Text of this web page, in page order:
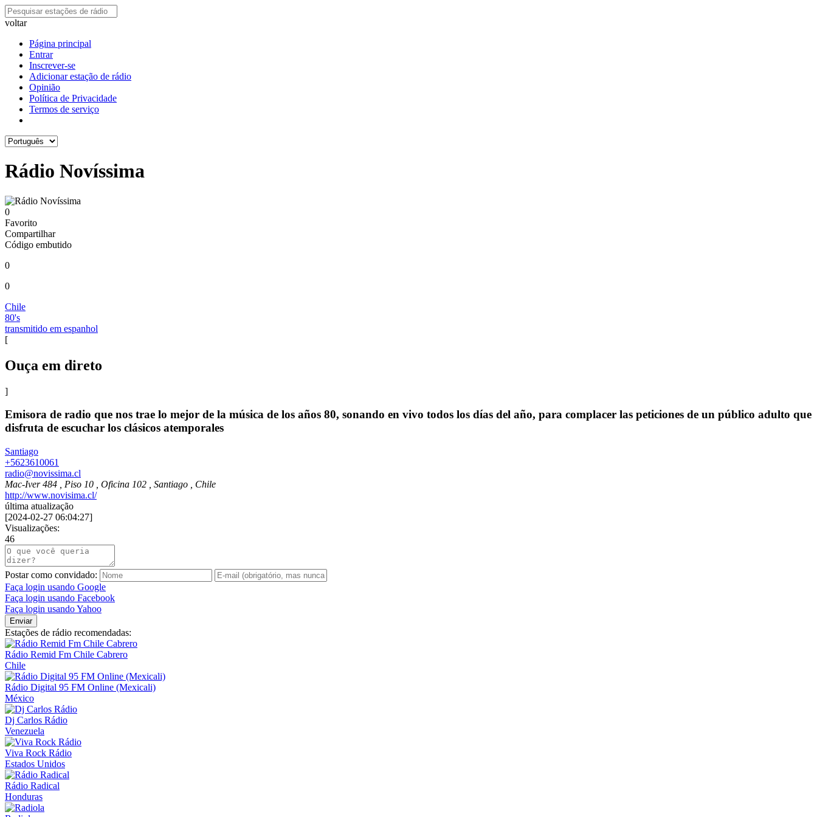
voltar
Página principal
Entrar
Inscrever-se
Adicionar estação de rádio
Opinião
Política de Privacidade
Termos de serviço
Rádio Novíssima
0
Favorito
Compartilhar
Código embutido
0
0
Chile
80's
transmitido em espanhol
[
Ouça em direto
]
Emisora de radio que nos trae lo mejor de la música de los años 80, sonando en vivo todos los días del año, para complacer las peticiones de un público adulto que
disfruta de escuchar los clásicos atemporales
Santiago
+5623610061
radio@novissima.cl
Mac-Iver 484 , Piso 10 , Oficina 102 , Santiago , Chile
http://www.novisima.cl/
última atualização
[2024-02-27 06:04:27]
Visualizações:
46
Postar como convidado:
Faça login usando Google
Faça login usando Facebook
Faça login usando Yahoo
Enviar
Estações de rádio recomendadas:
Rádio Remid Fm Chile Cabrero
Chile
Rádio Digital 95 FM Online (Mexicali)
México
Dj Carlos Rádio
Venezuela
Viva Rock Rádio
Estados Unidos
Rádio Radical
Honduras